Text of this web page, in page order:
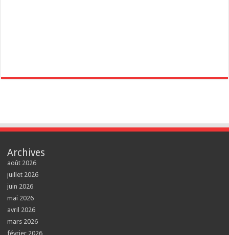
Archives
août 2026
juillet 2026
juin 2026
mai 2026
avril 2026
mars 2026
février 2026